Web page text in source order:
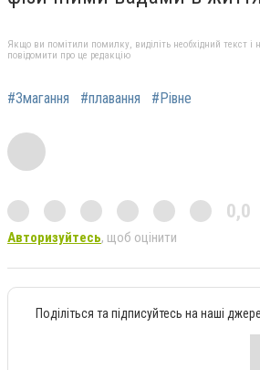
Якщо ви помітили помилку, виділіть необхідний текст і
повідомити про це редакцію
#Змагання #плавання #Рівне
0,0
Авторизуйтесь, щоб оцінити
Поділіться та підписуйтесь на наші